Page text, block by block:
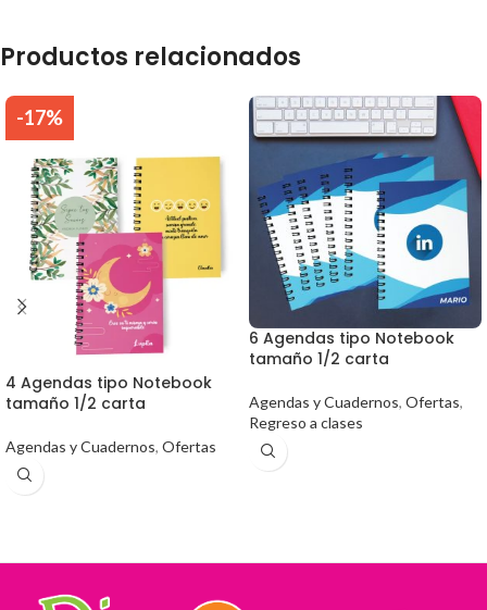
Productos relacionados
-17%
4 Agendas tipo Notebook
tamaño 1/2 carta
Agendas y Cuadernos, Ofertas
6 Agendas tipo Notebook
tamaño 1/2 carta
Agendas y Cuadernos, Ofertas,
Regreso a clases